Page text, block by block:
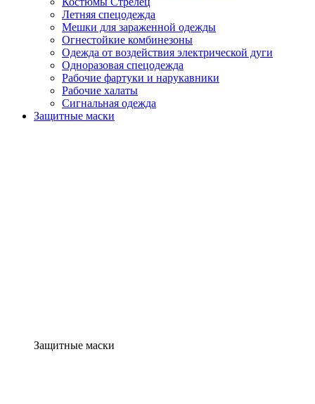
Летняя спецодежда
Мешки для зараженной одежды
Огнестойкие комбинезоны
Одежда от воздействия электрической дуги
Одноразовая спецодежда
Рабочие фартуки и нарукавники
Рабочие халаты
Сигнальная одежда
Защитные маски
Защитные маски